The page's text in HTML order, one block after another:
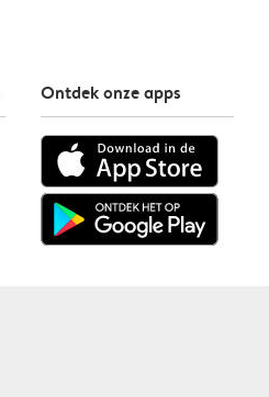
Ontdek onze apps